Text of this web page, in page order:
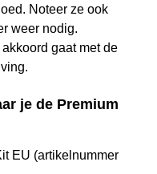
Noteer ze ook
weer nodig.
gaat met de
je de Premium
EU (artikelnummer